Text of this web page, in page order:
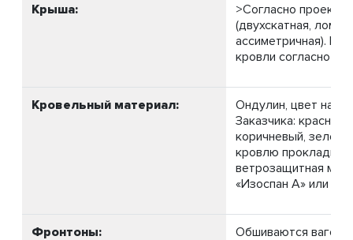
Крыша:
>Согласно проекту
(двухскатная,
ассиметричная).
кровли согласно
Кровельный материал:
Ондулин, цвет на
Заказчика: красный,
коричневый,
кровлю
ветрозащитная
«Изоспан А» или
Фронтоны:
Обшиваются